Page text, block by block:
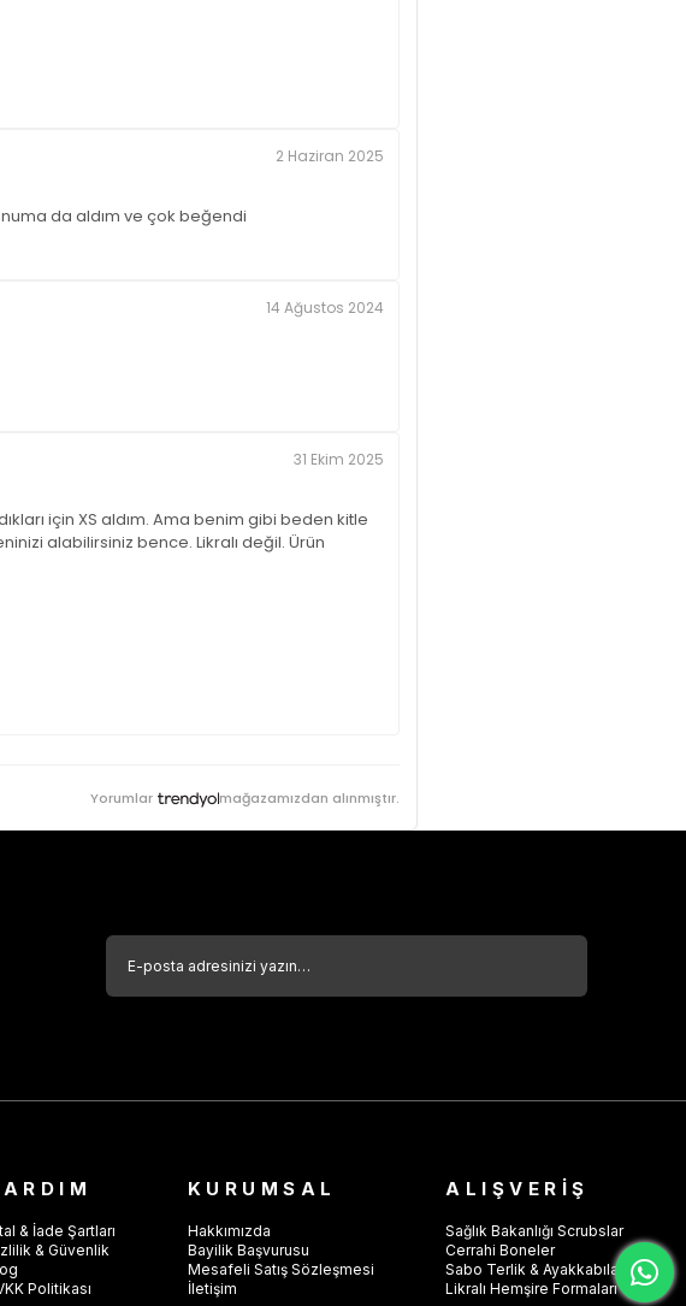
2 Haziran 2025
da aldım ve çok beğendi
14 Ağustos 2024
31 Ekim 2025
için XS aldım. Ama benim gibi beden kitle
alabilirsiniz bence. Likralı değil. Ürün
Yorumlar mağazamızdan alınmıştır.
& İade Şartları
& Güvenlik
Politikası
KURUMSAL
Hakkımızda
Bayilik Başvurusu
Mesafeli Satış Sözleşmesi
İletişim
ALIŞVERİŞ
Sağlık Bakanlığı Scrubslar
Cerrahi Boneler
Sabo Terlik & Ayakkabılar
Likralı Hemşire Formaları